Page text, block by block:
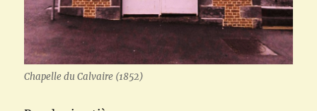
Chapelle du Calvaire (1852)